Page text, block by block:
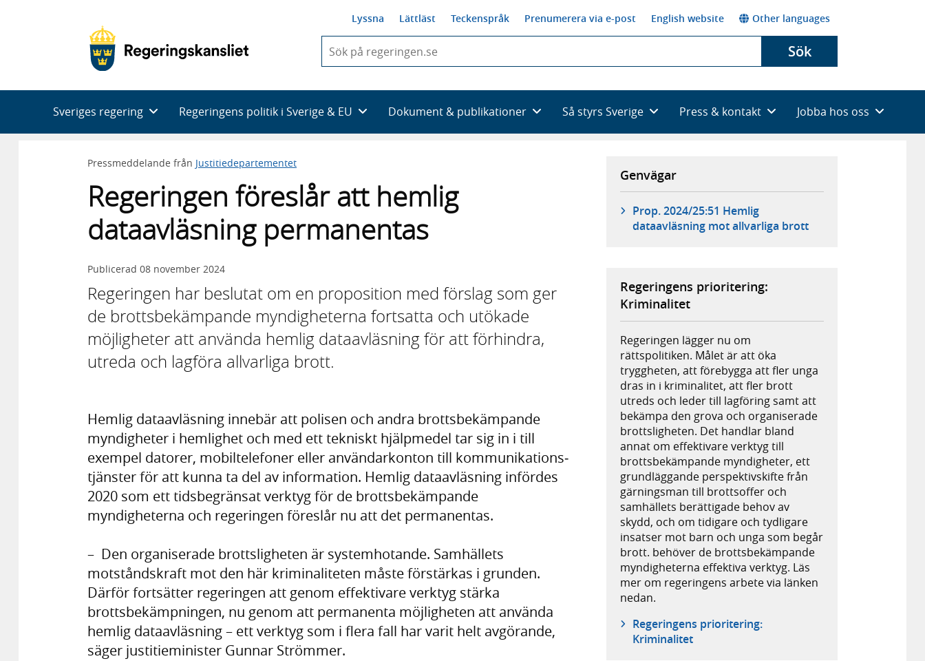
Lyssna Lättläst Teckenspråk Prenumerera via e-post English website Other languages
du
skriva
framträder
en
Sök
Sveriges regering Regeringens politik i Sverige & EU Dokument & publikationer Så styrs Sverige Press & kontakt Jobba hos oss
Pressmeddelande från Justitiedepartementet
Regeringen föreslår att hemlig
dataavläsning permanentas
Publicerad 08 november 2024
Regeringen har beslutat om en proposition med förslag som ger
de brottsbekämpande myndigheterna fortsatta och utökade
möjligheter att använda hemlig dataavläsning för att förhindra,
utreda och lagföra allvarliga brott.
Hemlig dataavläsning innebär att polisen och andra brottsbekämpande
myndigheter i hemlighet och med ett tekniskt hjälpmedel tar sig in i till
exempel datorer, mobiltelefoner eller användarkonton till kommunikations­
tjänster för att kunna ta del av information. Hemlig dataavläsning infördes
2020 som ett tidsbegränsat verktyg för de brottsbekämpande
myndigheterna och regeringen föreslår nu att det permanentas.
– Den organiserade brottsligheten är systemhotande. Samhällets
motståndskraft mot den här kriminaliteten måste förstärkas i grunden.
Därför fortsätter regeringen att genom effektivare verktyg stärka
brottsbekämpningen, nu genom att permanenta möjligheten att använda
hemlig dataavläsning – ett verktyg som i flera fall har varit helt avgörande,
säger justitieminister Gunnar Strömmer.
Genvägar
Prop. 2024/25:51 Hemlig
dataavläsning mot allvarliga brott
Regeringens prioritering:
Kriminalitet
Regeringen lägger nu om
rättspolitiken. Målet är att öka
tryggheten, att förebygga att fler unga
dras in i kriminalitet, att fler brott
utreds och leder till lagföring samt att
bekämpa den grova och organiserade
brottsligheten. Det handlar bland
annat om effektivare verktyg till
brottsbekämpande myndigheter, ett
grundläggande perspektivskifte från
gärningsman till brottsoffer och
samhällets berättigade behov av
skydd, och om tidigare och tydligare
insatser mot barn och unga som begår
brott. behöver de brottsbekämpande
myndigheterna effektiva verktyg. Läs
mer om regeringens arbete via länken
nedan.
Regeringens prioritering:
Kriminalitet